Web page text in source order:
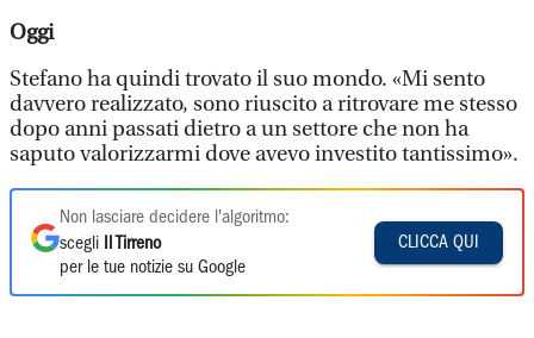
Oggi
Stefano ha quindi trovato il suo mondo. «Mi sento
davvero realizzato, sono riuscito a ritrovare me stesso
dopo anni passati dietro a un settore che non ha
saputo valorizzarmi dove avevo investito tantissimo».
Non lasciare decidere l'algoritmo:
scegli
Il Tirreno
per le tue notizie su Google
CLICCA QUI